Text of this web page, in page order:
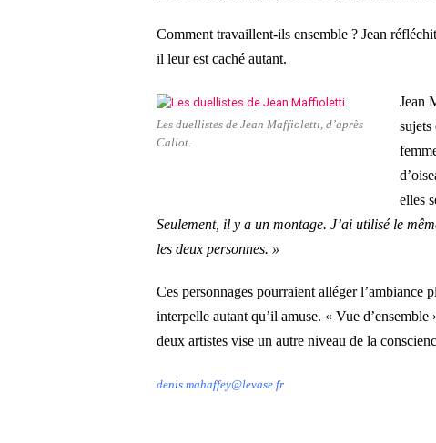
Comment travaillent-ils ensemble ? Jean
il leur est caché autant.
Les duellistes de Jean Maffioletti, d’après
Callot.
Jean
sujets
elles
Seulement, il y a un montage. J’ai utilisé le
les deux personnes. »
Ces personnages pourraient alléger
interpelle autant qu’il amuse. « Vue d’ensemble
deux artistes vise un autre niveau de la
denis.mahaffey@levase.fr